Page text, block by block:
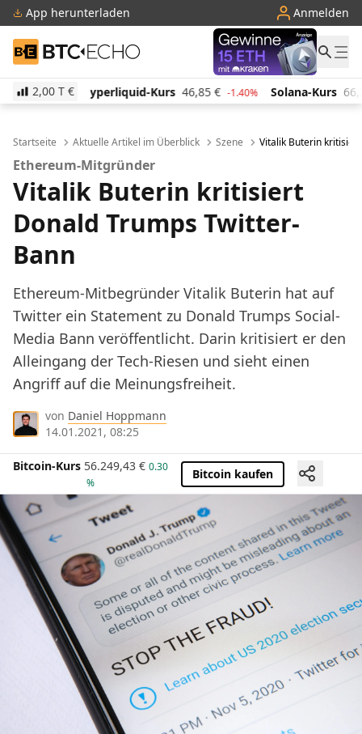
App herunterladen Anmelden
BTC-ECHO
2,00 T €
Kurs 46,85 -1.40% Solana-Kurs 66,38 € 0.70% TRON-Kurs
Startseite Aktuelle Artikel im Überblick Szene Vitalik Buterin
Ethereum-Mitgründer
Vitalik Buterin kritisiert
Donald Trumps Twitter-
Bann
Ethereum-Mitbegründer Vitalik Buterin hat auf
Twitter ein Statement zu Donald Trumps Social-
Media Bann veröffentlicht. Darin kritisiert er den
Alleingang der Tech-Riesen und sieht einen
Angriff auf die Meinungsfreiheit.
von Daniel Hoppmann
14.01.2021, 08:25
Bitcoin-Kurs 56.249,43 € 0.30
%
Bitcoin kaufen